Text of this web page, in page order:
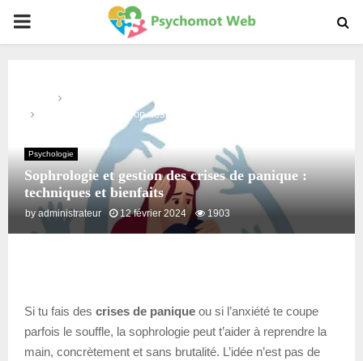
PRIMARY
Sophrologie et gestion des crises de panique : techniques et
Psychologie
Sophrologie et gestion des crises de panique :
techniques et bienfaits
by administrateur 12 février 2024 1903
Si tu fais des crises de panique ou si l’anxiété te coupe
parfois le souffle, la sophrologie peut t’aider à reprendre la
main, concrètement et sans brutalité. L’idée n’est pas de